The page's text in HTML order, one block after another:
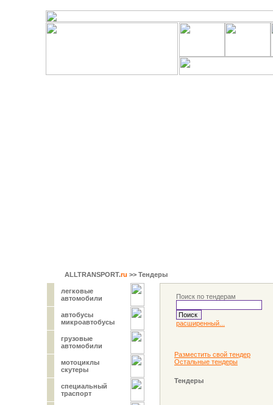
ALLTRANSPORT.ru >> Тендеры
легковые
автомобили
автобусы
микроавтобусы
грузовые
автомобили
мотоциклы
скутеры
специальный
траспорт
Поиск по тендерам
расширенный...
Разместить свой тендер
Остальные тендеры
Тендеры